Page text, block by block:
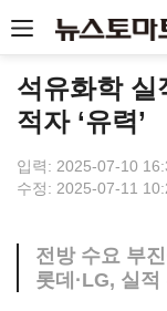
석유화학
적자 ‘유력’
입력: 2025-07-10
수정: 2025-07-11
전방 수요 부
롯데·LG, 실